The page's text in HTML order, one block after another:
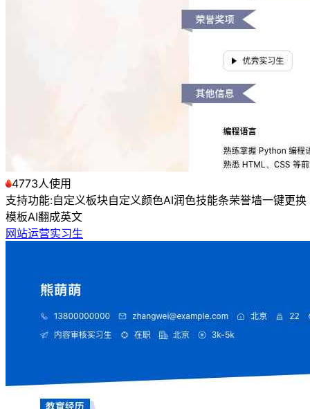
4773人使用
支持功能:自定义板块自定义颜色AI润色技能条荣誉墙一键更换
模板AI翻成英文
网站运营实习生